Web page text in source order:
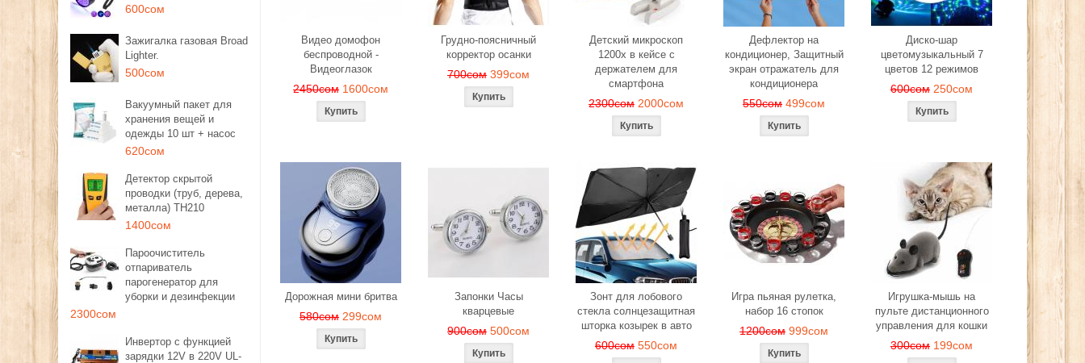
600сом
Зажигалка газовая Broad
Lighter.
500сом
Вакуумный пакет для
хранения вещей и
одежды 10 шт + насос
620сом
Детектор скрытой
проводки (труб, дерева,
металла) TH210
1400сом
Пароочиститель
отпариватель
парогенератор для
уборки и дезинфекции
2300сом
Инвертор с функцией
зарядки 12V в 220V UL-
Видео домофон
беспроводной -
Видеоглазок
2450сом 1600сом
Грудно-поясничный
корректор осанки
700сом 399сом
Детский микроскоп
1200x в кейсе с
держателем для
смартфона
2300сом 2000сом
Дефлектор на
кондиционер, Защитный
экран отражатель для
кондиционера
550сом 499сом
Диско-шар
цветомузыкальный 7
цветов 12 режимов
600сом 250сом
Дорожная мини бритва
580сом 299сом
Запонки Часы
кварцевые
900сом 500сом
Зонт для лобового
стекла солнцезащитная
шторка козырек в авто
600сом 550сом
Игра пьяная рулетка,
набор 16 стопок
1200сом 999сом
Игрушка-мышь на
пульте дистанционного
управления для кошки
300сом 199сом